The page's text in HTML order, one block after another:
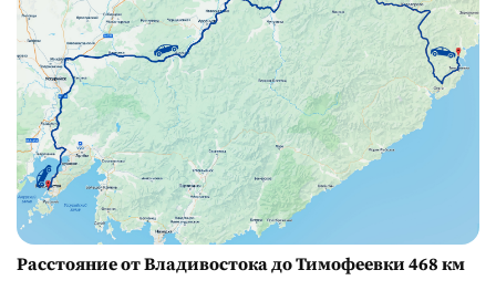
Расстояние от Владивостока до Тимофеевки 468 км